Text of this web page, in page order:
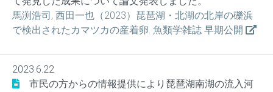
馬渕浩司, 西田一也（2023）琵琶湖・北湖の北岸の礫浜
で検出されたカマツカの産着卵. 魚類学雑誌 早期公開
2023.6.22
市民の方からの情報提供により琵琶湖南湖の流入河